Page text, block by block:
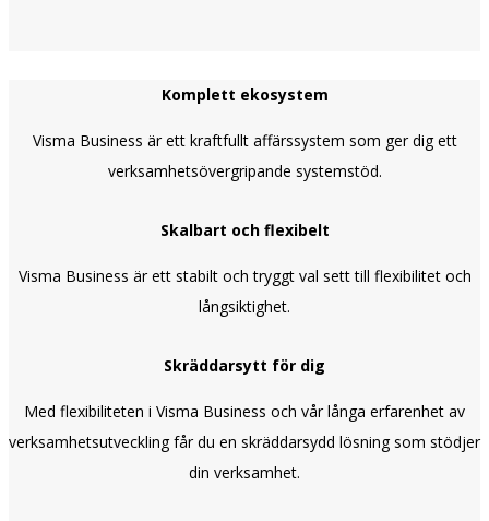
Komplett ekosystem
Visma Business är ett kraftfullt affärssystem som ger dig ett
verksamhetsövergripande systemstöd.
Skalbart och flexibelt
Visma Business är ett stabilt och tryggt val sett till flexibilitet och
långsiktighet.
Skräddarsytt för dig
Med flexibiliteten i Visma Business och vår långa erfarenhet av
verksamhetsutveckling får du en skräddarsydd lösning som stödjer
din verksamhet.